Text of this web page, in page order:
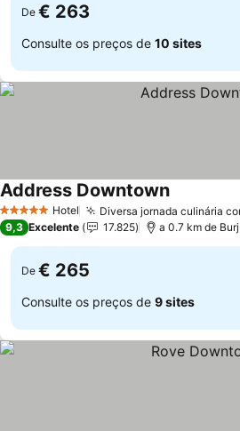
De € 263
Consulte os preços de 10 sites
5 Estrelas Hotel Diversa jornada culinária
Address Downtown
9,3 Excelente 17.825 a 0.7 km de
De € 265
Consulte os preços de 9 sites